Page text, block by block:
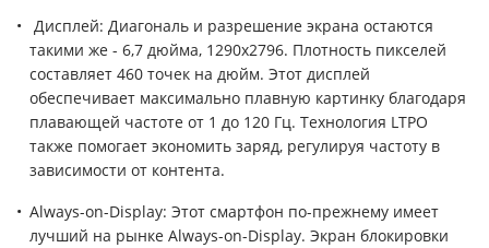
Дисплей: Диагональ и разрешение экрана остаются
такими же - 6,7 дюйма, 1290x2796. Плотность пикселей
составляет 460 точек на дюйм. Этот дисплей
обеспечивает максимально плавную картинку благодаря
плавающей частоте от 1 до 120 Гц. Технология LTPO
также помогает экономить заряд, регулируя частоту в
зависимости от контента.
Always-on-Display: Этот смартфон по-прежнему имеет
лучший на рынке Always-on-Display. Экран блокировки